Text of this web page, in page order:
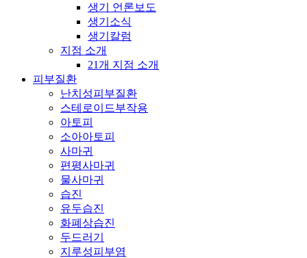
생기 언론보도
생기소식
생기칼럼
지점 소개
21개 지점 소개
피부질환
난치성피부질환
스테로이드부작용
아토피
소아아토피
사마귀
편평사마귀
물사마귀
습진
유두습진
화폐상습진
두드러기
지루성피부염